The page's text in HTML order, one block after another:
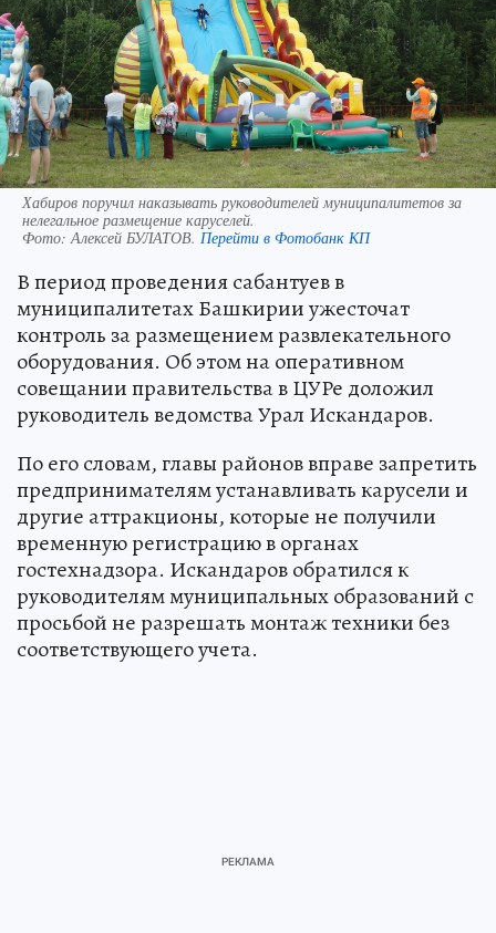
Хабиров поручил наказывать руководителей муниципалитетов за
нелегальное размещение каруселей.
Фото: Алексей БУЛАТОВ. Перейти в Фотобанк КП
В период проведения сабантуев в
муниципалитетах Башкирии ужесточат
контроль за размещением развлекательного
оборудования. Об этом на оперативном
совещании правительства в ЦУРе доложил
руководитель ведомства Урал Искандаров.
По его словам, главы районов вправе запретить
предпринимателям устанавливать карусели и
другие аттракционы, которые не получили
временную регистрацию в органах
гостехнадзора. Искандаров обратился к
руководителям муниципальных образований с
просьбой не разрешать монтаж техники без
соответствующего учета.